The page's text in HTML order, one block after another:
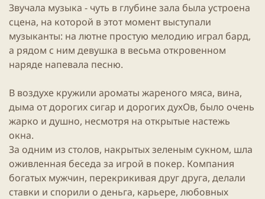
Звучала музыка - чуть в глубине зала была устроена
сцена, на которой в этот момент выступали
музыканты: на лютне простую мелодию играл бард,
а рядом с ним девушка в весьма откровенном
наряде напевала песню.
В воздухе кружили ароматы жареного мяса, вина,
дыма от дорогих сигар и дорогих духОв, было очень
жарко и душно, несмотря на открытые настежь
окна.
За одним из столов, накрытых зеленым сукном, шла
оживленная беседа за игрой в покер. Компания
богатых мужчин, перекрикивая друг друга, делали
ставки и спорили о деньга, карьере, любовных